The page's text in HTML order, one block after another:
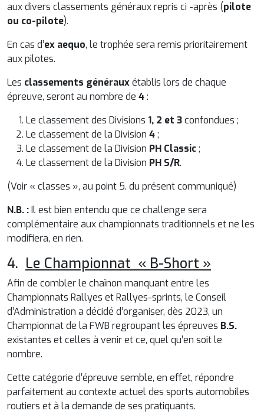
aux divers classements généraux repris ci -après (pilote
ou co-pilote).
En cas d’ex aequo, le trophée sera remis prioritairement
aux pilotes.
Les classements générauxétablis lors de chaque
épreuve, seront au nombre de 4:
Le classement des Divisions 1, 2 et 3confondues ;
Le classement de la Division 4;
Le classement de la Division PH Classic;
Le classement de la Division PH S/R.
(Voir « classes », au point 5. du présent communiqué)
N.B. :Il est bien entendu que ce challenge sera
complémentaire aux championnats traditionnels et ne les
modifiera, en rien.
4. Le Championnat « B-Short »
Afin de combler le chaînon manquant entre les
Championnats Rallyes et Rallyes-sprints, le Conseil
d’Administration a décidé d’organiser, dès 2023, un
Championnat de la FWB regroupant les épreuves B.S.
existantes et celles à venir et ce, quel qu’en soit le
nombre.
Cette catégorie d’épreuve semble, en effet, répondre
parfaitement au contexte actuel des sports automobiles
routiers et à la demande de ses pratiquants.